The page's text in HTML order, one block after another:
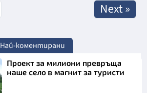
Next »
Най-коментирани
Проект за милиони превръща
наше село в магнит за туристи